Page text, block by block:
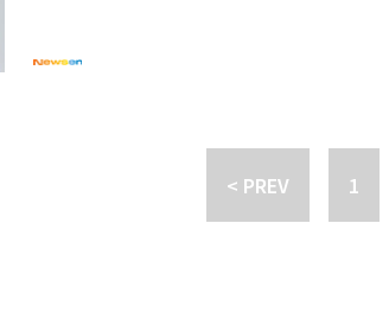
1 ソン・ハンビン＆パク・ジニョンら「WORLD OF
映像のキャプチャーを掲載し、「STREET WOMAN
Deep N DAPを応援するストーリーを投稿した。シー
は、SNSを通じて臍帯血を保管したと知らせた。彼女
たんだろう。聞くやいなや何があっても保管しなけ
< PREV 1